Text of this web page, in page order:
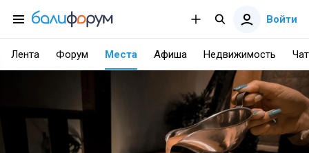
Войти
Лента Форум Места Афиша Недвижимость Чат